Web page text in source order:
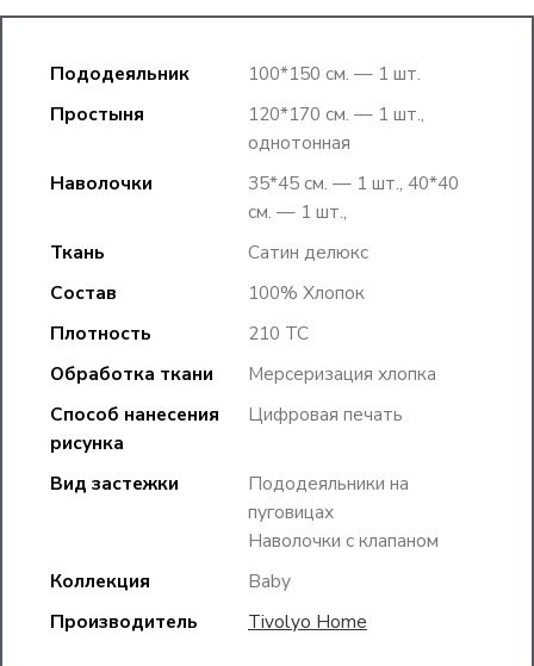
Пододеяльник
100*150 см. — 1 шт.
Простыня
120*170 см. — 1 шт.,
однотонная
Наволочки
35*45 см. — 1 шт., 40*40
см. — 1 шт.,
Ткань
Сатин делюкс
Состав
100% Хлопок
Плотность
210 TC
Обработка ткани
Мерсеризация хлопка
Способ нанесения
рисунка
Цифровая печать
Вид застежки
Пододеяльники на
пуговицах
Наволочки с клапаном
Коллекция
Baby
Производитель
Tivolyo Home